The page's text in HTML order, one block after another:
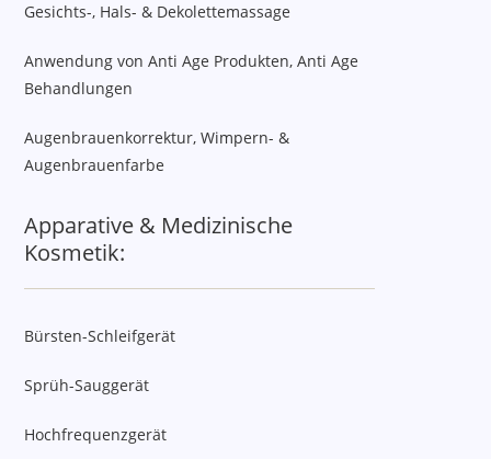
Gesichts-, Hals- & Dekolettemassage
Anwendung von Anti Age Produkten, Anti Age
Behandlungen
Augenbrauenkorrektur, Wimpern- &
Augenbrauenfarbe
Apparative & Medizinische
Kosmetik:
Bürsten-Schleifgerät
Sprüh-Sauggerät
Hochfrequenzgerät